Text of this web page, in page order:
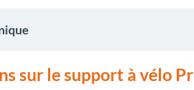
sur le support à vélo